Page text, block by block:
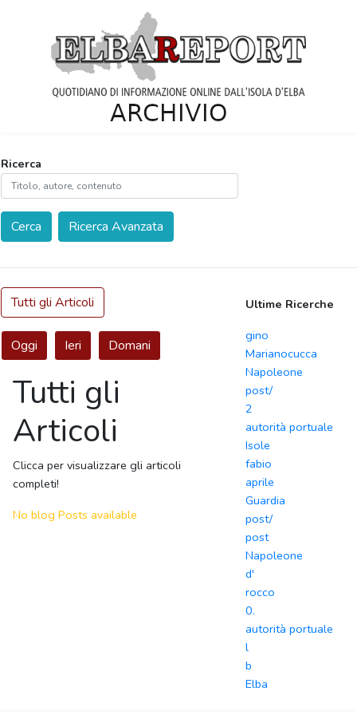
Ricerca
Cerca Ricerca Avanzata
Tutti gli Articoli
Oggi Ieri Domani
Tutti gli
Articoli
Clicca per visualizzare gli articoli
completi!
No blog Posts available
Ultime Ricerche
gino
Marianocucca
Napoleone
post/
2
autorità portuale
Isole
fabio
aprile
Guardia
post/
post
Napoleone
d'
rocco
0.
autorità portuale
l
b
Elba